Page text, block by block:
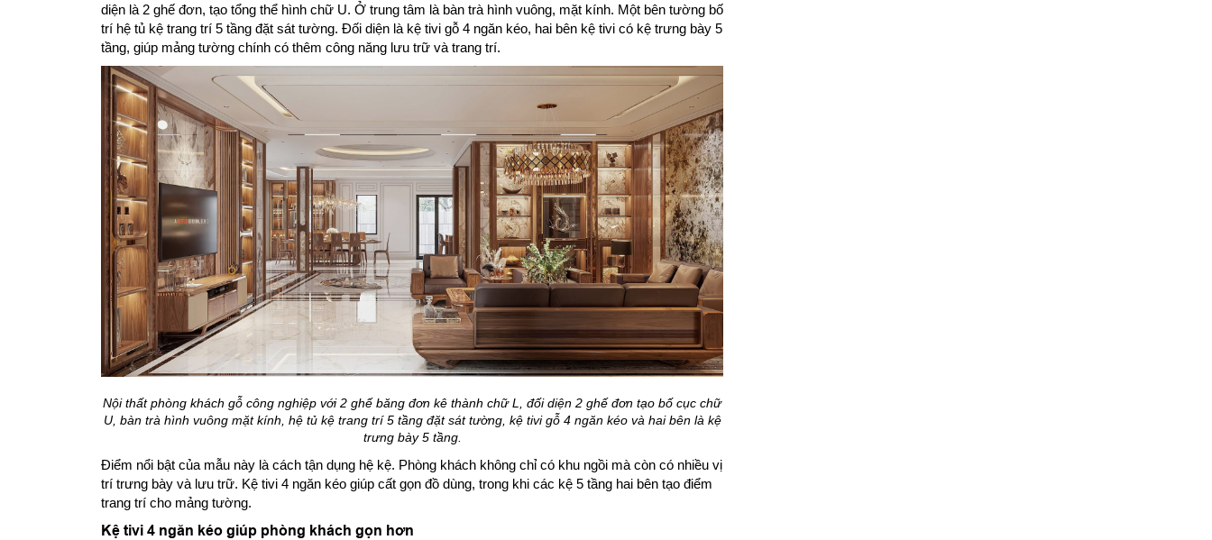
diện là 2 ghế đơn, tạo tổng thể hình chữ U. Ở trung tâm là bàn trà hình vuông, mặt kính. Một bên tường bố
trí hệ tủ kệ trang trí 5 tầng đặt sát tường. Đối diện là kệ tivi gỗ 4 ngăn kéo, hai bên kệ tivi có kệ trưng bày 5
tầng, giúp mảng tường chính có thêm công năng lưu trữ và trang trí.
Nội thất phòng khách gỗ công nghiệp với 2 ghế băng đơn kê thành chữ L, đối diện 2 ghế đơn tạo bố cục chữ
U, bàn trà hình vuông mặt kính, hệ tủ kệ trang trí 5 tầng đặt sát tường, kệ tivi gỗ 4 ngăn kéo và hai bên là kệ
trưng bày 5 tầng.
Điểm nổi bật của mẫu này là cách tận dụng hệ kệ. Phòng khách không chỉ có khu ngồi mà còn có nhiều vị
trí trưng bày và lưu trữ. Kệ tivi 4 ngăn kéo giúp cất gọn đồ dùng, trong khi các kệ 5 tầng hai bên tạo điểm
trang trí cho mảng tường.
Kệ tivi 4 ngăn kéo giúp phòng khách gọn hơn